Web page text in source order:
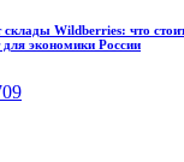
Wildberries: что
для экономики России